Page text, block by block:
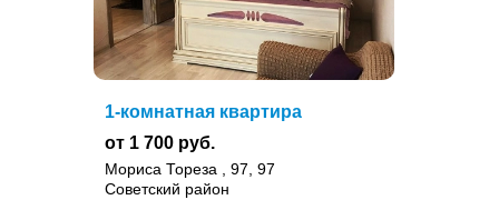
1-комнатная квартира
от 1 700 руб.
Мориса Тореза , 97, 97
Советский район